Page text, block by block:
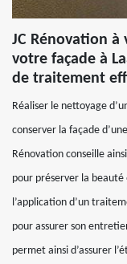
JC Rénovation à
votre façade à
de traitement
Réaliser le nettoyage
conserver la façade
Rénovation conseille
pour préserver la beauté
l’application d’un
pour assurer son
permet ainsi d’assurer